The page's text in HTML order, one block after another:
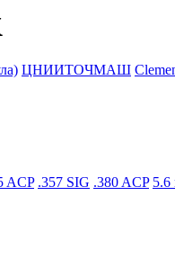
ЦНИИТОЧМАШ
ACP .357 SIG .380 ACP